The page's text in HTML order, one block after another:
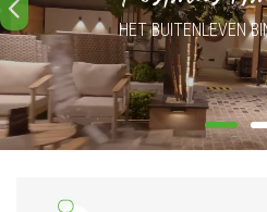
HET BUITENLEVEN